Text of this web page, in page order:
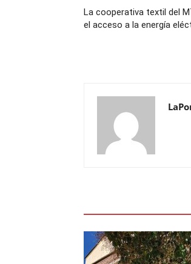
La cooperativa textil del
el acceso a la energía